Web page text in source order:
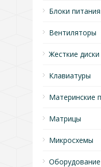
Блоки питания
Вентиляторы
Жесткие диски
Клавиатуры
Материнские
Матрицы
Микросхемы